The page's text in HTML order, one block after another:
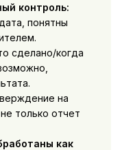
контроль:
понятны
сделано/когда
на
только отчет
как